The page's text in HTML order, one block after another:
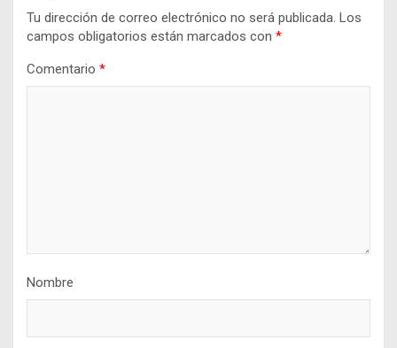
Tu dirección de correo electrónico no será publicada. Los
campos obligatorios están marcados con *
Comentario *
Nombre